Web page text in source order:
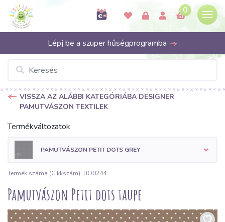
0
Lépj be a szuper hűségprogramba
VISSZA AZ ALÁBBI KATEGÓRIÁBA DESIGNER
PAMUTVÁSZON TEXTILEK
Termékváltozatok
PAMUTVÁSZON PETIT DOTS GREY
Termék száma (Cikkszám): BO0244
Pamutvászon Petit dots taupe